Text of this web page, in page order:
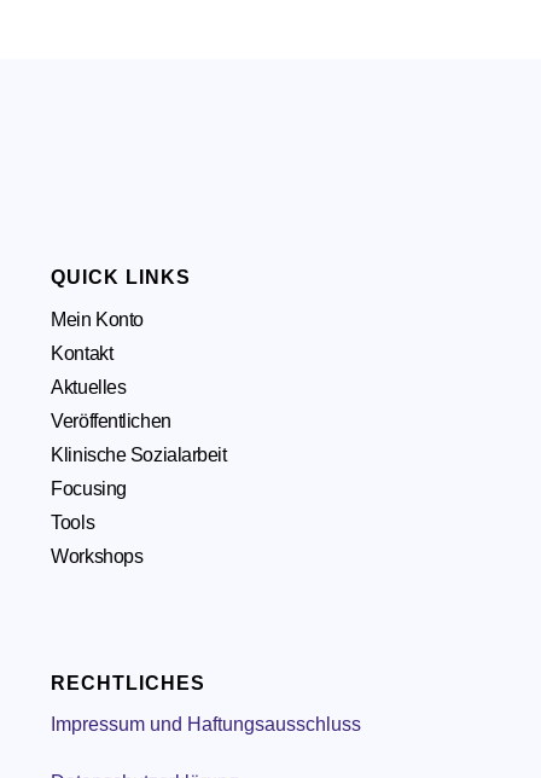
RECHTLICHES
Impressum und Haftungsausschluss
QUICK LINKS
Mein Konto
Kontakt
Aktuelles
Veröffentlichen
Klinische Sozialarbeit
Focusing
Tools
Workshops